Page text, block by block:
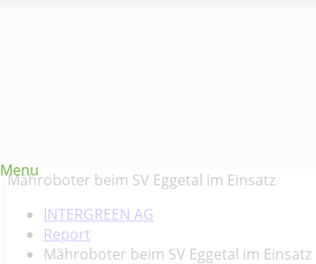
Menu
Mähroboter beim SV Eggetal im Einsatz
INTERGREEN AG
Report
Mähroboter beim SV Eggetal im Einsatz